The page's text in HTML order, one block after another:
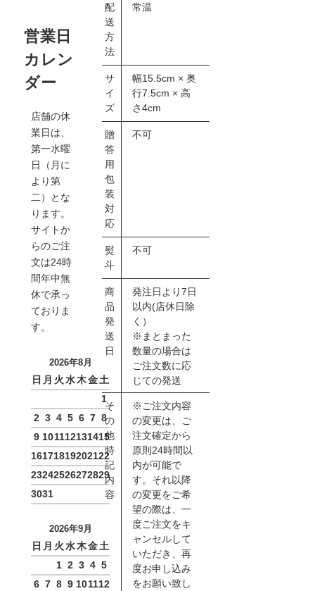
営業日
カレン
ダー
店舗の休
業日は、
第一水曜
日（月に
より第
二）とな
ります。
サイトか
らのご注
文は24時
間年中無
休で承っ
ておりま
す。
2026年8月
日 月 火水木金土
1
2 3 4 5 6 7 8
9 101112131415
16171819202122
23242526272829
3031
2026年9月
日 月 火水木金土
1 2 3 4 5
6 7 8 9 101112
配
送
方
法
常温
サ
イ
ズ
幅15.5cm × 奥
行7.5cm × 高
さ4cm
贈
答
用
包
装
対
応
不可
熨
斗
不可
商
品
発
送
日
発注日より7日
以内(店休日除
く）
※まとまった
数量の場合は
ご注文数に応
じての発送
そ
の
他
特
記
内
容
※ご注文内容
の変更は、ご
注文確定から
原則24時間以
内が可能で
す。それ以降
の変更をご希
望の際は、一
度ご注文をキ
ャンセルして
いただき、再
度お申し込み
をお願い致し